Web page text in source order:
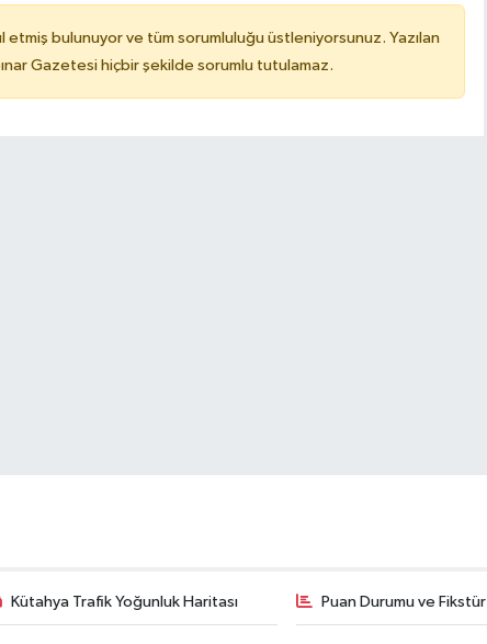
etmiş bulunuyor ve tüm sorumluluğu üstleniyorsunuz. Yazılan
Gazetesi hiçbir şekilde sorumlu tutulamaz.
Kütahya Trafik Yoğunluk Haritası Puan Durumu ve Fikstür